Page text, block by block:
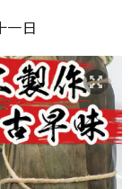
一日